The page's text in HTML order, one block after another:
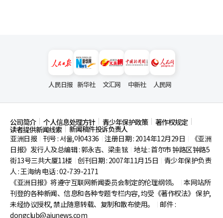
人民日报 新华社 文汇网 中新社 人民网
公司简介 个人信息处理方针 青少年保护政策 著作权规定
读者提供新闻线索
新闻稿件投诉负责人
亚洲日报
刊号 : 서울,아04336 注册日期 : 2014年12月29日
《亚洲
日报》发行人及总编辑 : 郭永吉、梁圭铉 地址 : 首尔市钟路区钟路5
街13号三共大厦11楼 创刊日期 : 2007年11月15日
青少年保护负责
人 : 王海纳 电话 : 02-739-2171
《亚洲日报》将遵守互联网新闻委员会制定的伦理纲领。
本网站所
刊登的各种新闻、信息和各种专题专栏内容, 均受《著作权法》 保护,
未经协议授权, 禁止随意转载、复制和散布使用。
邮件 :
dongclub@ajunews.com